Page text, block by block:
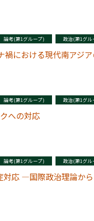
論考(第1グループ) 政治(第1グル
禍における現代南アジ
論考(第1グループ) 政治(第1グル
への対応
論考(第1グループ) 政治(第1グル
対応 ―国際政治理論か